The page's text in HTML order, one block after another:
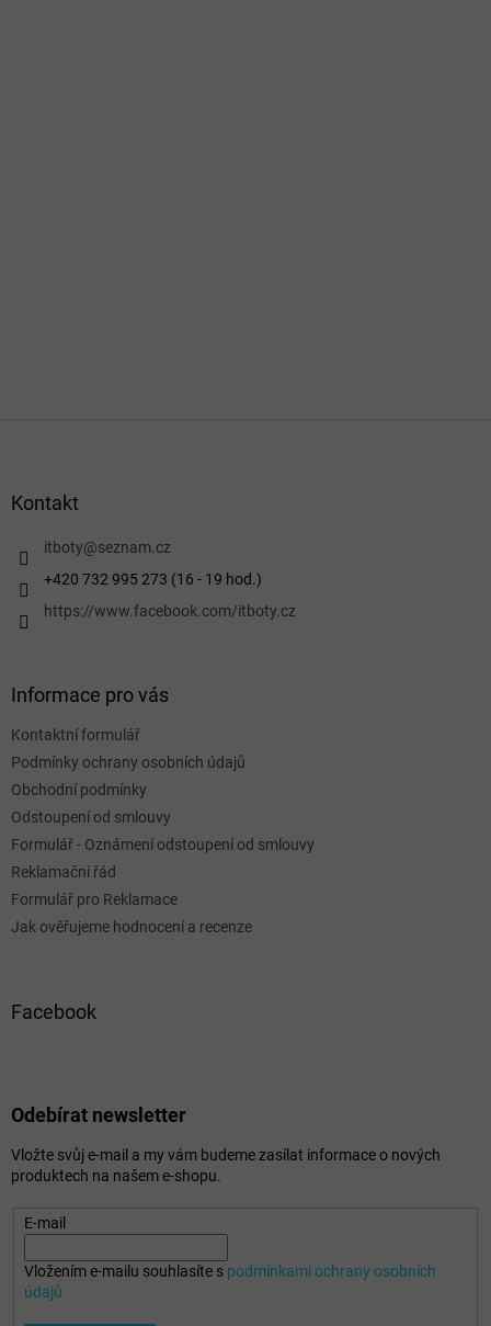
Kontakt
itboty@seznam.cz
+420 732 995 273 (16 - 19 hod.)
https://www.facebook.com/itboty.cz
Informace pro vás
Kontaktní formulář
Podmínky ochrany osobních údajů
Obchodní podmínky
Odstoupení od smlouvy
Formulář - Oznámení odstoupení od smlouvy
Reklamační řád
Formulář pro Reklamace
Jak ověřujeme hodnocení a recenze
Facebook
Odebírat newsletter
Vložte svůj e-mail a my vám budeme zasílat informace o nových
produktech na našem e-shopu.
E-mail
Vložením e-mailu souhlasíte s podmínkami ochrany osobních
údajů